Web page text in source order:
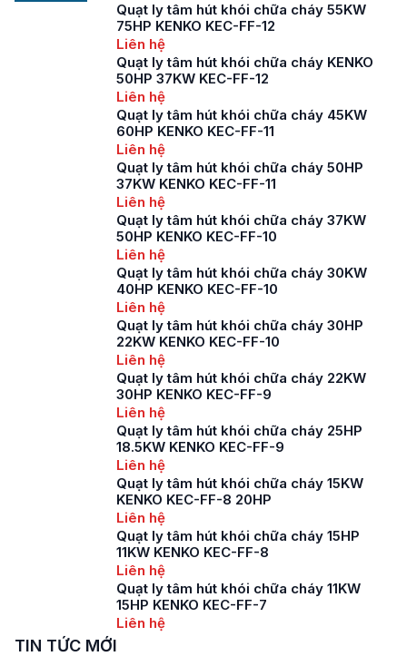
Quạt ly tâm hút khói chữa cháy 55KW
75HP KENKO KEC-FF-12
Liên hệ
Quạt ly tâm hút khói chữa cháy KENKO
50HP 37KW KEC-FF-12
Liên hệ
Quạt ly tâm hút khói chữa cháy 45KW
60HP KENKO KEC-FF-11
Liên hệ
Quạt ly tâm hút khói chữa cháy 50HP
37KW KENKO KEC-FF-11
Liên hệ
Quạt ly tâm hút khói chữa cháy 37KW
50HP KENKO KEC-FF-10
Liên hệ
Quạt ly tâm hút khói chữa cháy 30KW
40HP KENKO KEC-FF-10
Liên hệ
Quạt ly tâm hút khói chữa cháy 30HP
22KW KENKO KEC-FF-10
Liên hệ
Quạt ly tâm hút khói chữa cháy 22KW
30HP KENKO KEC-FF-9
Liên hệ
Quạt ly tâm hút khói chữa cháy 25HP
18.5KW KENKO KEC-FF-9
Liên hệ
Quạt ly tâm hút khói chữa cháy 15KW
KENKO KEC-FF-8 20HP
Liên hệ
Quạt ly tâm hút khói chữa cháy 15HP
11KW KENKO KEC-FF-8
Liên hệ
Quạt ly tâm hút khói chữa cháy 11KW
15HP KENKO KEC-FF-7
Liên hệ
TIN TỨC MỚI